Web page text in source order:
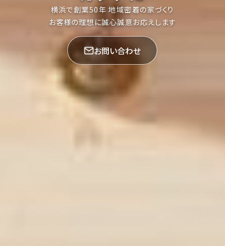
横浜で創業50年 地域密着の家づくり
お客様の理想に誠心誠意お応えします
お問い合わせ